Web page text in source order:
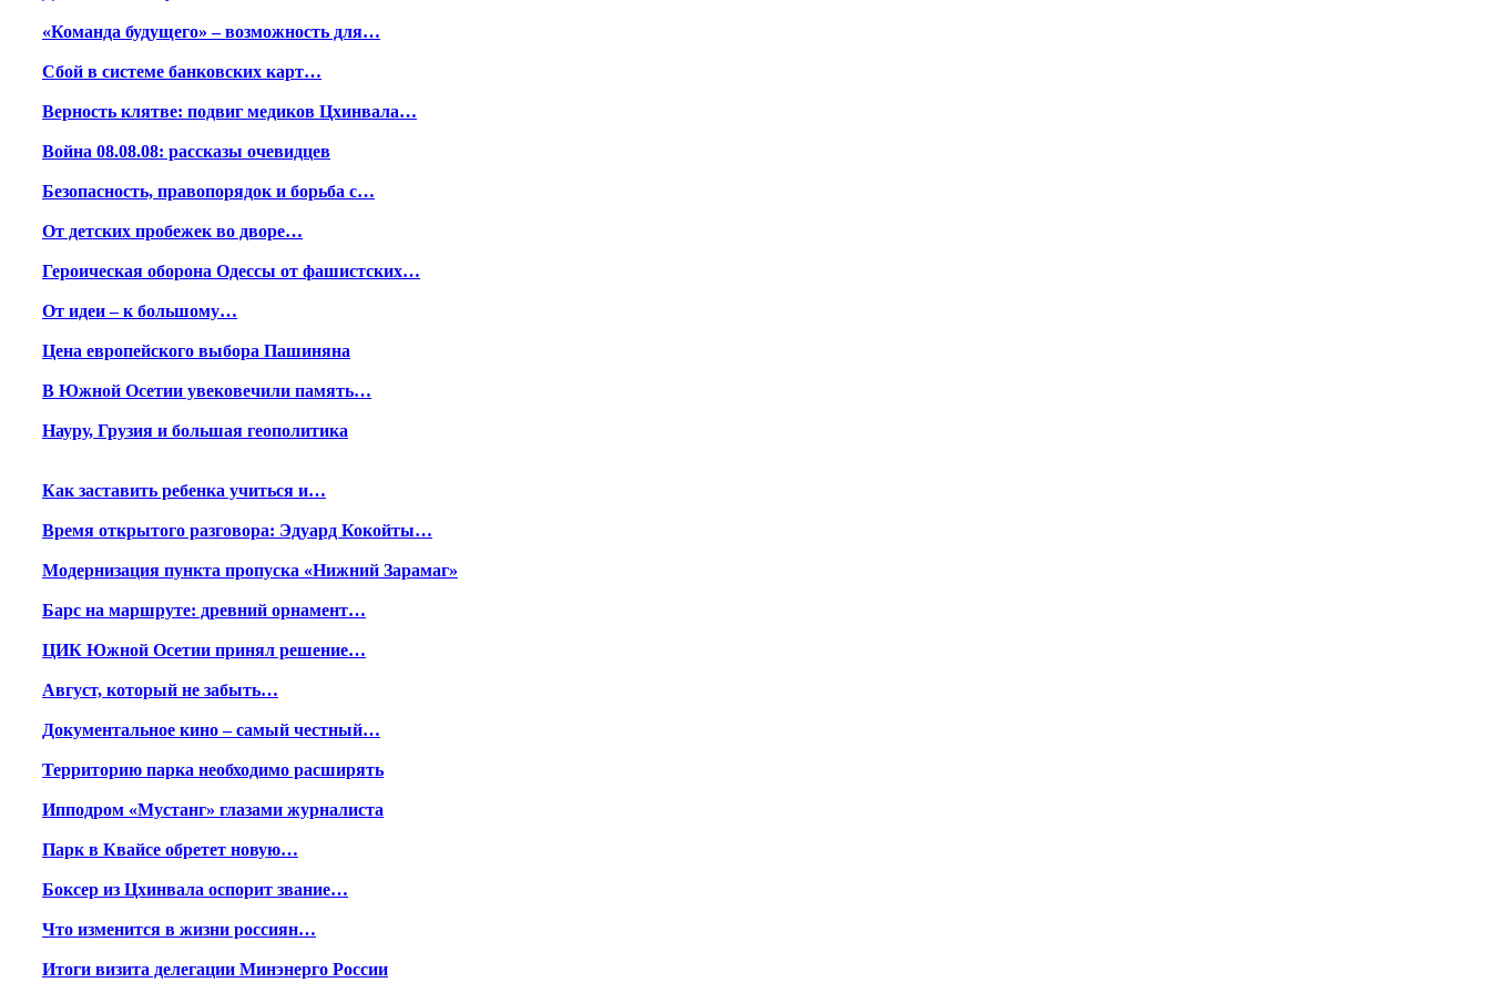
«Команда будущего» – возможность для…
Сбой в системе банковских карт…
Верность клятве: подвиг медиков Цхинвала…
Война 08.08.08: рассказы очевидцев
Безопасность, правопорядок и борьба с…
От детских пробежек во дворе…
Героическая оборона Одессы от фашистских…
От идеи – к большому…
Цена европейского выбора Пашиняна
В Южной Осетии увековечили память…
Науру, Грузия и большая геополитика
Как заставить ребенка учиться и…
Время открытого разговора: Эдуард Кокойты…
Модернизация пункта пропуска «Нижний Зарамаг»
Барс на маршруте: древний орнамент…
ЦИК Южной Осетии принял решение…
Август, который не забыть…
Документальное кино – самый честный…
Территорию парка необходимо расширять
Ипподром «Мустанг» глазами журналиста
Парк в Квайсе обретет новую…
Боксер из Цхинвала оспорит звание…
Что изменится в жизни россиян…
Итоги визита делегации Минэнерго России